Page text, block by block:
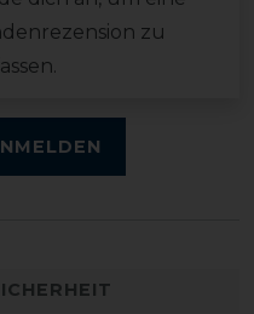
zu